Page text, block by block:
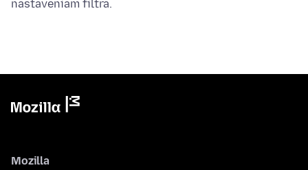
nastaveniam filtra.
Mozilla